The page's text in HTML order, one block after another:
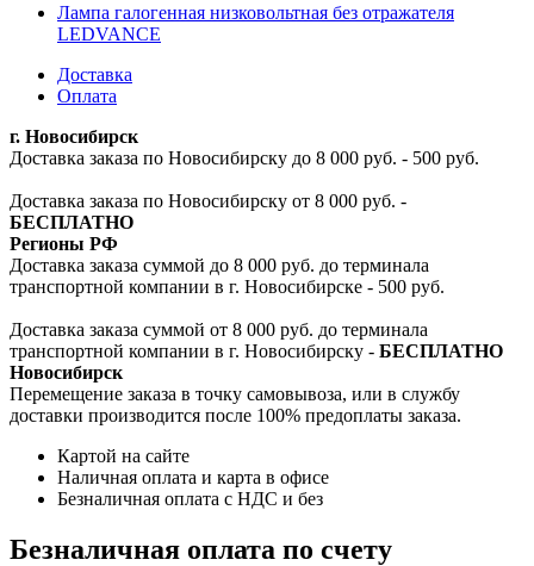
Лампа галогенная низковольтная без отражателя
LEDVANCE
Доставка
Оплата
г. Новосибирск
Доставка заказа по Новосибирску до 8 000 руб. - 500 руб.
Доставка заказа по Новосибирску от 8 000 руб. -
БЕСПЛАТНО
Регионы РФ
Доставка заказа суммой до 8 000 руб. до терминала
транспортной компании в г. Новосибирске - 500 руб.
Доставка заказа суммой от 8 000 руб. до терминала
транспортной компании в г. Новосибирску - БЕСПЛАТНО
Новосибирск
Перемещение заказа в точку самовывоза, или в службу
доставки производится после 100% предоплаты заказа.
Картой на сайте
Наличная оплата и карта в офисе
Безналичная оплата с НДС и без
Безналичная оплата по счету